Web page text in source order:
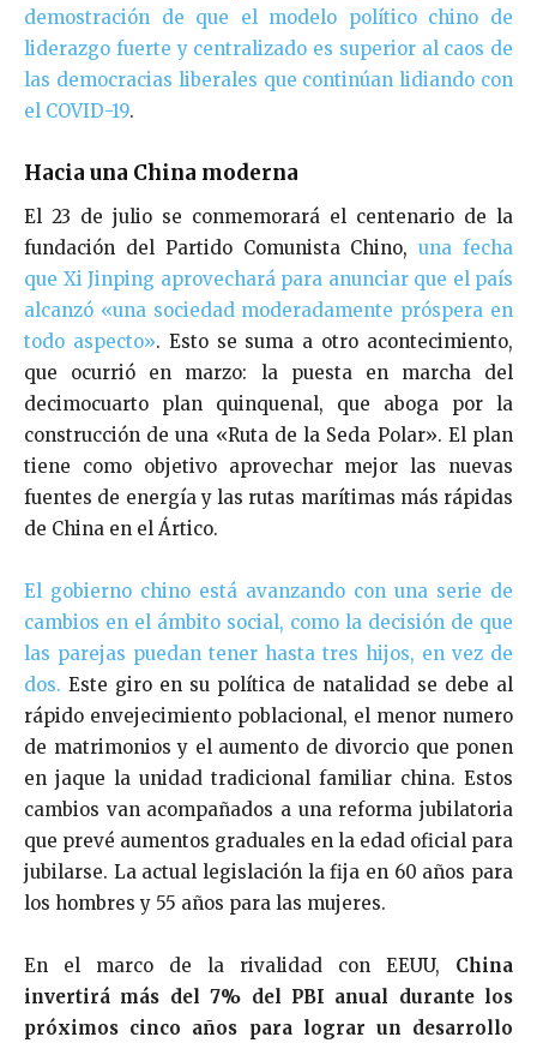
demostración de que el modelo político chino de
liderazgo fuerte y centralizado es superior al caos de
las democracias liberales que continúan lidiando con
el COVID-19.
Hacia una China moderna
El 23 de julio se conmemorará el centenario de la
fundación del Partido Comunista Chino,una fecha
que Xi Jinping aprovechará para anunciar que el país
alcanzó «una sociedad moderadamente próspera en
todo aspecto». Esto se suma a otro acontecimiento,
que ocurrió en marzo: la puesta en marcha del
decimocuarto plan quinquenal, que aboga por la
construcción de una «Ruta de la Seda Polar». El plan
tiene como objetivo aprovechar mejor las nuevas
fuentes de energía y las rutas marítimas más rápidas
de China en el Ártico.
El gobierno chino está avanzando con una serie de
cambios en el ámbito social, como la decisión de que
las parejas puedan tener hasta tres hijos, en vez de
dos. Este giro en su política de natalidad se debe al
rápido envejecimiento poblacional, el menor numero
de matrimonios y el aumento de divorcio que ponen
en jaque la unidad tradicional familiar china. Estos
cambios van acompañados a una reforma jubilatoria
que prevé aumentos graduales en la edad oficial para
jubilarse. La actual legislación la fija en 60 años para
los hombres y 55 años para las mujeres.
En el marco de la rivalidad con EEUU, China
invertirá más del 7% del PBI anual durante los
próximos cinco años para lograr un desarrollo